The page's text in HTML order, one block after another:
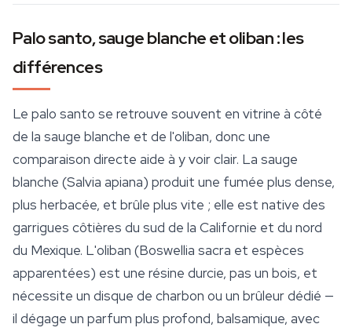
Palo santo, sauge blanche et oliban : les
différences
Le palo santo se retrouve souvent en vitrine à côté
de la sauge blanche et de l'oliban, donc une
comparaison directe aide à y voir clair. La sauge
blanche (Salvia apiana) produit une fumée plus dense,
plus herbacée, et brûle plus vite ; elle est native des
garrigues côtières du sud de la Californie et du nord
du Mexique. L'oliban (Boswellia sacra et espèces
apparentées) est une résine durcie, pas un bois, et
nécessite un disque de charbon ou un brûleur dédié —
il dégage un parfum plus profond, balsamique, avec